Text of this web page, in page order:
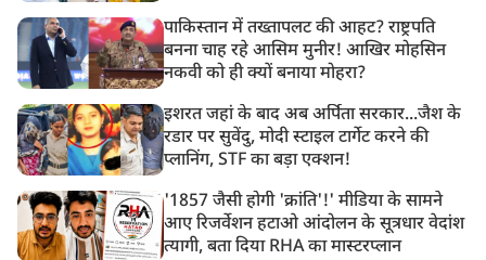
पाकिस्तान में तख्तापलट की आहट? राष्ट्रपति
बनना चाह रहे आसिम मुनीर! आखिर मोहसिन
नकवी को ही क्यों बनाया मोहरा?
इशरत जहां के बाद अब अर्पिता सरकार...जैश के
रडार पर सुवेंदु, मोदी स्टाइल टार्गेट करने की
प्लानिंग, STF का बड़ा एक्शन!
'1857 जैसी होगी 'क्रांति'!' मीडिया के सामने
आए रिजर्वेशन हटाओ आंदोलन के सूत्रधार वेदांश
त्यागी, बता दिया RHA का मास्टरप्लान